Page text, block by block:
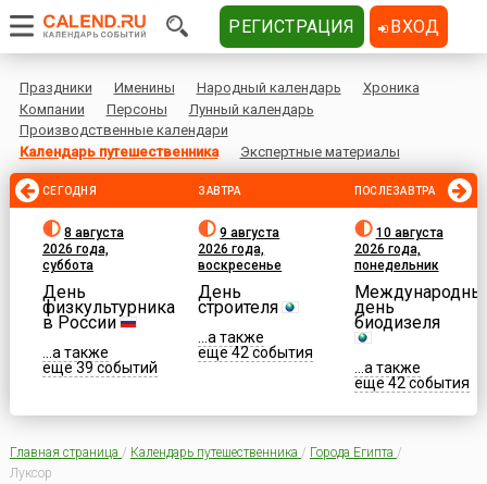
Праздники Именины Народный календарь
Хроника
Компании
Персоны
Лунный календарь
Производственные календари
Календарь путешественника
Экспертные материалы
СЕГОДНЯ
8 августа
2026 года,
суббота
День
физкультурника
в России
...а также
еще 39 событий
ЗАВТРА
9 августа
2026 года,
воскресенье
День
строителя
...а также
еще 42 события
ПОСЛЕЗАВТРА
10 августа
2026 года,
понедельник
день
биодизеля
...а также
еще 42 события
Главная страница / Календарь путешественника / Города Египта /
Луксор
РЕГИСТРАЦИЯ ВХОД